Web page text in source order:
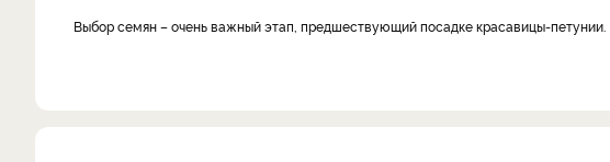
выбор семян – очень важный этап, предшествующий посадке красавицы-петунии.